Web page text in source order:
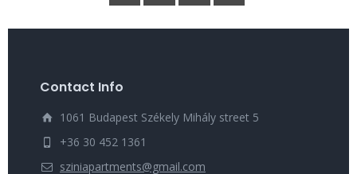
Contact Info
1061 Budapest Székely Mihály street 5
+36 30 452 1361
sziniapartments@gmail.com